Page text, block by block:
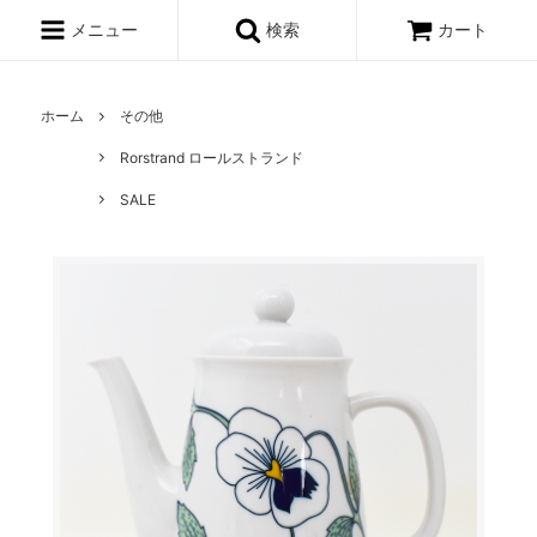
メニュー 検索 カート
ホーム その他
Rorstrand ロールストランド
SALE